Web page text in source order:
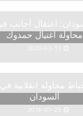
اعتقال أجانب في
محاولة اغتيال حمدوك
2020-03-11
محاولة انقلابية في
السودان
2019-07-25